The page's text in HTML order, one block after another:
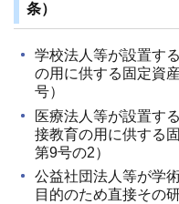
条）
学校法人等が設置す
の用に供する固定資
号）
医療法人等が設置す
接教育の用に供する
第9号の2）
公益社団法人等が学
目的のため直接その